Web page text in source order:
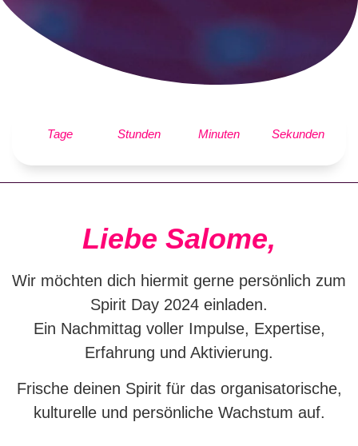
Tage Stunden Minuten Sekunden
Liebe Salome,
Wir möchten dich hiermit gerne persönlich zum
Spirit Day 2024 einladen.
Ein Nachmittag voller Impulse, Expertise,
Erfahrung und Aktivierung.
Frische deinen Spirit für das organisatorische,
kulturelle und persönliche Wachstum auf.